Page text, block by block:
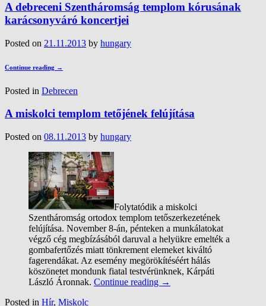
A debreceni Szentháromság templom kórusának
karácsonyváró koncertjei
Posted on 21.11.2013 by hungary
Continue reading →
Posted in Debrecen
A miskolci templom tetőjének felújítása
Posted on 08.11.2013 by hungary
Folytatódik a miskolci
Szentháromság ortodox templom tetőszerkezetének
felújítása. November 8-án, pénteken a munkálatokat
végző cég megbízásából daruval a helyükre emelték a
gombafertőzés miatt tönkrement elemeket kiváltó
fagerendákat. Az esemény megörökítéséért hálás
köszönetet mondunk fiatal testvérünknek, Kárpáti
László Áronnak. Continue reading →
Posted in Hír, Miskolc